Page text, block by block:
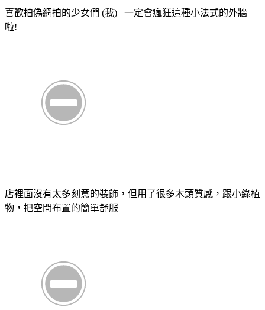
喜歡拍偽網拍的少女們 (我) 一定會瘋狂這種小法式的外牆
啦!
店裡面沒有太多刻意的裝飾，但用了很多木頭質感，跟小綠植
物，把空間布置的簡單舒服